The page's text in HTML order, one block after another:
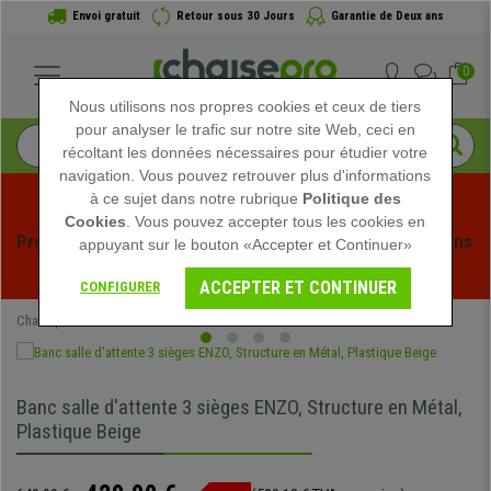
Envoi gratuit Retour sous 30 Jours Garantie de Deux ans
0
Profitez des soldes d'été chez Chaisepro ! Des réductions
exclusives pour une durée limitée - Voir l'offre
Chaisepro
Banc salle d'attente 3 sièges ENZO, Structure en Métal,
Plastique Beige
Nous utilisons nos propres cookies et ceux de tiers
pour analyser le trafic sur notre site Web, ceci en
récoltant les données nécessaires pour étudier votre
navigation. Vous pouvez retrouver plus d'informations
à ce sujet dans notre rubrique Politique des
Cookies . Vous pouvez accepter tous les cookies en
appuyant sur le bouton «Accepter et Continuer»
CONFIGURER ACCEPTER ET CONTINUER